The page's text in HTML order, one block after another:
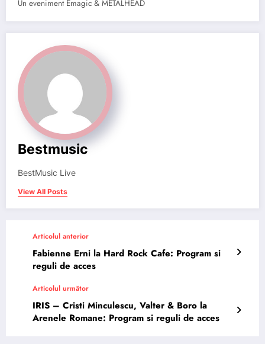
Un eveniment Emagic & METALHEAD
Bestmusic
BestMusic Live
View All Posts
Articolul anterior
Fabienne Erni la Hard Rock Cafe: Program si
reguli de acces
Articolul următor
IRIS – Cristi Minculescu, Valter & Boro la
Arenele Romane: Program si reguli de acces